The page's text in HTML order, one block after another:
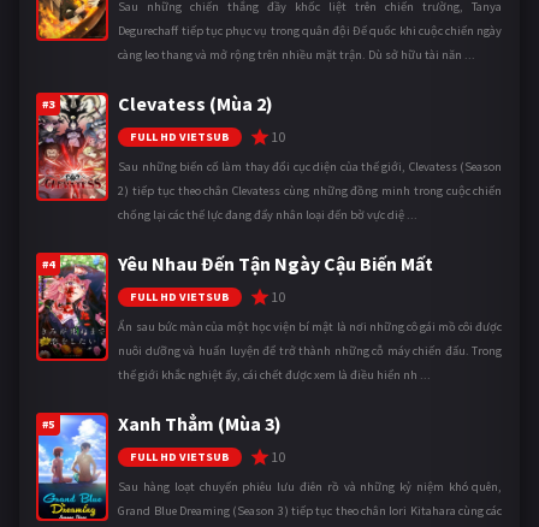
Sau những chiến thắng đầy khốc liệt trên chiến trường, Tanya
Degurechaff tiếp tục phục vụ trong quân đội Đế quốc khi cuộc chiến ngày
càng leo thang và mở rộng trên nhiều mặt trận. Dù sở hữu tài năn ...
#3 Clevatess (Mùa 2)
FULL HD VIETSUB 10
Sau những biến cố làm thay đổi cục diện của thế giới, Clevatess (Season
2) tiếp tục theo chân Clevatess cùng những đồng minh trong cuộc chiến
chống lại các thế lực đang đẩy nhân loại đến bờ vực diệ ...
#4 Yêu Nhau Đến Tận Ngày Cậu Biến Mất
FULL HD VIETSUB 10
Ẩn sau bức màn của một học viện bí mật là nơi những cô gái mồ côi được
nuôi dưỡng và huấn luyện để trở thành những cỗ máy chiến đấu. Trong
thế giới khắc nghiệt ấy, cái chết được xem là điều hiển nh ...
#5 Xanh Thẳm (Mùa 3)
FULL HD VIETSUB 10
Sau hàng loạt chuyến phiêu lưu điên rồ và những kỷ niệm khó quên,
Grand Blue Dreaming (Season 3) tiếp tục theo chân Iori Kitahara cùng các